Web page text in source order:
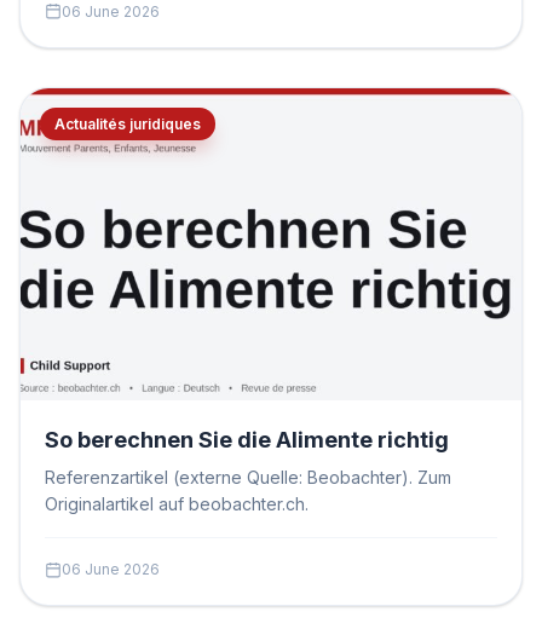
06 June 2026
Actualités juridiques
So berechnen Sie die Alimente richtig
Referenzartikel (externe Quelle: Beobachter). Zum
Originalartikel auf beobachter.ch.
06 June 2026